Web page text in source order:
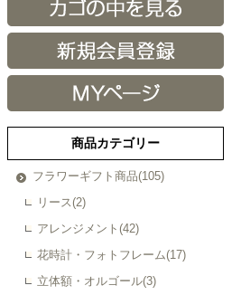
商品カテゴリー
フラワーギフト商品(105)
リース(2)
アレンジメント(42)
花時計・フォトフレーム(17)
立体額・オルゴール(3)